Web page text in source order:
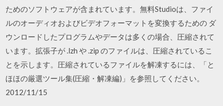
ためのソフトウェアが含まれています。無料Studioは、ファイ
ルのオーディオおよびビデオフォーマットを変換するための ダ
ウンロードしたプログラムやデータは多くの場合、圧縮されて
います。拡張子が .lzh や .zip のファイルは、圧縮されているこ
とを示します。圧縮されているファイルを解凍するには、「と
ほほの厳選ツール集(圧縮・解凍編)」を参照してください。
2012/11/15